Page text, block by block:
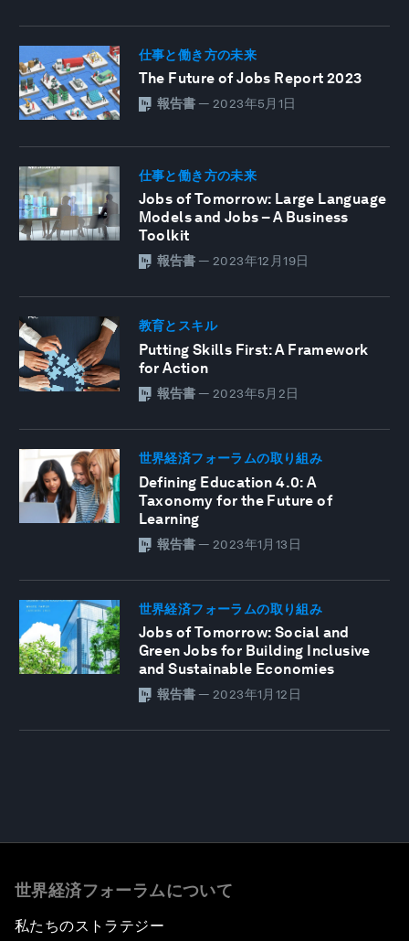
仕事と働き方の未来
The Future of Jobs Report 2023
報告書 — 2023年5月1日
仕事と働き方の未来
Jobs of Tomorrow: Large Language
Models and Jobs – A Business
Toolkit
報告書 — 2023年12月19日
教育とスキル
Putting Skills First: A Framework
for Action
報告書 — 2023年5月2日
世界経済フォーラムの取り組み
Defining Education 4.0: A
Taxonomy for the Future of
Learning
報告書 — 2023年1月13日
世界経済フォーラムの取り組み
Jobs of Tomorrow: Social and
Green Jobs for Building Inclusive
and Sustainable Economies
報告書 — 2023年1月12日
世界経済フォーラムについて
私たちのストラテジー